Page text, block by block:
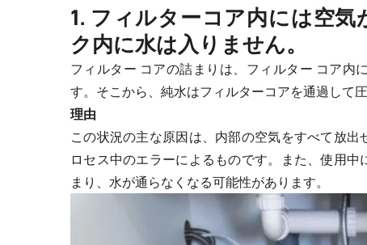
1. フィルターコア内には空
ク内に水は入りません。
フィルター コアの詰まりは、フィルター コア内
す。そこから、純水はフィルターコアを通過して
理由
この状況の主な原因は、内部の空気をすべて放
ロセス中のエラーによるものです。また、使用
まり、水が通らなくなる可能性があります。